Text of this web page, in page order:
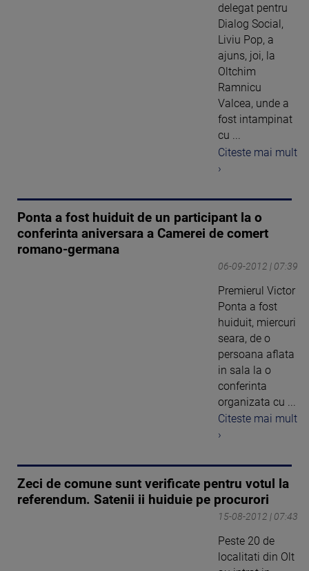
delegat pentru
Dialog Social,
Liviu Pop, a
ajuns, joi, la
Oltchim
Ramnicu
Valcea, unde a
fost intampinat
cu ...
Citeste mai mult
›
Ponta a fost huiduit de un participant la o
conferinta aniversara a Camerei de comert
romano-germana
06-09-2012 | 07:39
Premierul Victor
Ponta a fost
huiduit, miercuri
seara, de o
persoana aflata
in sala la o
conferinta
organizata cu ...
Citeste mai mult
›
Zeci de comune sunt verificate pentru votul la
referendum. Satenii ii huiduie pe procurori
15-08-2012 | 07:43
Peste 20 de
localitati din Olt